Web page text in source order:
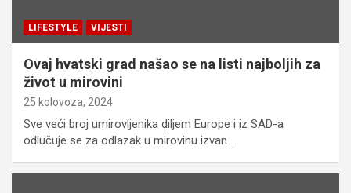
LIFESTYLE VIJESTI
Ovaj hvatski grad našao se na listi najboljih za
život u mirovini
25 kolovoza, 2024
Sve veći broj umirovljenika diljem Europe i iz SAD-a
odlučuje se za odlazak u mirovinu izvan…